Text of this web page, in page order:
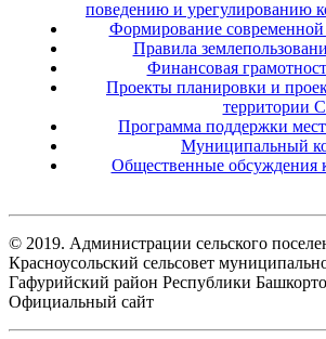
поведению и урегулированию
Формирование современной
Правила
Финансовая
Проекты планировки и
территории
Программа поддержки
Муниципальный
Общественные обсуждения
© 2019. Администрации сельского
Красноусольский сельсовет
Гафурийский район Республики
Официальный сайт